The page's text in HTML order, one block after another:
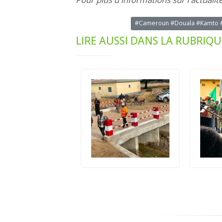
#Cameroun #Douala #Kamto
LIRE AUSSI DANS LA